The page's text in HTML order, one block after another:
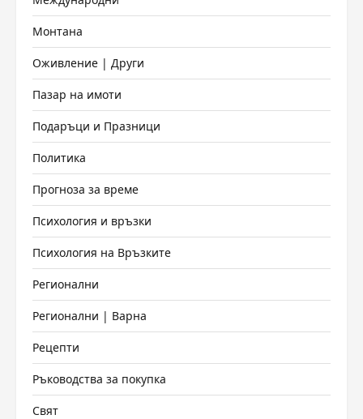
Монтана
Оживление | Други
Пазар на имоти
Подаръци и Празници
Политика
Прогноза за време
Психология и връзки
Психология на Връзките
Регионални
Регионални | Варна
Рецепти
Ръководства за покупка
Свят